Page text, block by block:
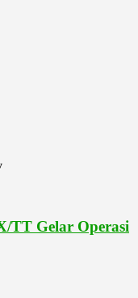
TT Gelar Operasi